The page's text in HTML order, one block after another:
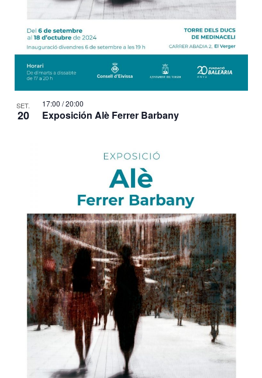
SET.
20 Exposición Alè Ferrer Barbany
17:00 / 20:00